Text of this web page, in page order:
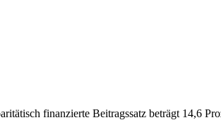
finanzierte Beitragssatz beträgt 14,6